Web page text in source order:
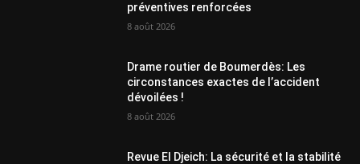
préventives renforcées
8 août 2026
Drame routier de Boumerdès: Les
circonstances exactes de l’accident
dévoilées !
8 août 2026
Revue El Djeich: La sécurité et la stabilité